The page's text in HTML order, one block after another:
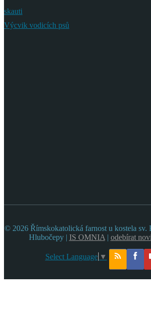
skauti
Výcvik vodicích psů
© 2026 Římskokatolická farnost u kostela sv.
Hlubočepy | IS OMNIA | odebírat
Select Language ▼